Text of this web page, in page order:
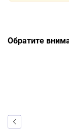
Обратите